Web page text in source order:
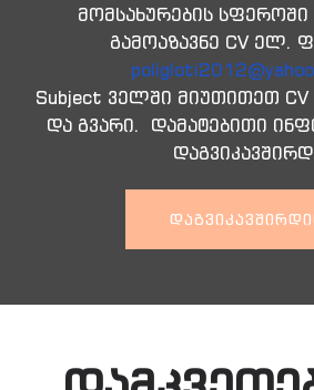
მომსახურების სფეროში
გამოაზავნე CV ელ.
Subject ველში მიუთითეთ
და გვარი. დამატებითი